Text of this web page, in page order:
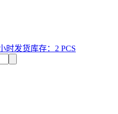
时发货库存：2 PCS